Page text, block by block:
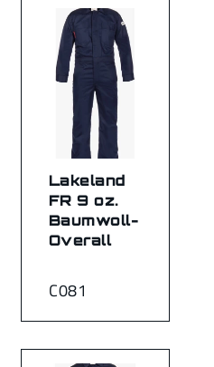
C081
Lakeland
FR 9 oz.
Baumwoll-
Overall